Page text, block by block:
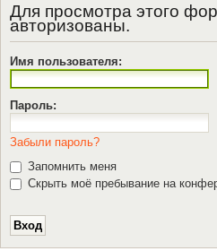
Для просмотра этого
авторизованы.
Имя пользователя:
Пароль:
Забыли пароль?
Запомнить меня
Скрыть моё пребывание на